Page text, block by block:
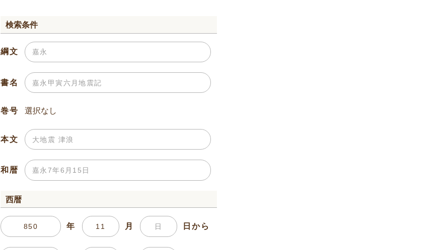
検索条件
綱文
書名
巻号
本文
和暦
西暦
年 月 日から